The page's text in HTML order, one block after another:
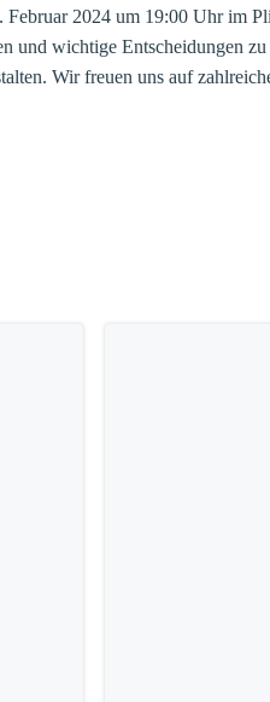
2024 um 19:00 Uhr im
und wichtige Entscheidungen
Wir freuen uns auf